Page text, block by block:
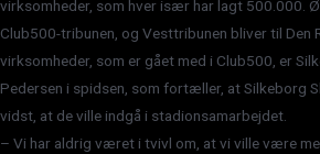
virksomheder, som hver især har lagt 500.000.
Club500-tribunen, og Vesttribunen bliver til Den
virksomheder, som er gået med i Club500, er
Pedersen i spidsen, som fortæller, at Silkeborg
vidst, at de ville indgå i stadionsamarbejdet.
– Vi har aldrig været i tvivl om, at vi ville være